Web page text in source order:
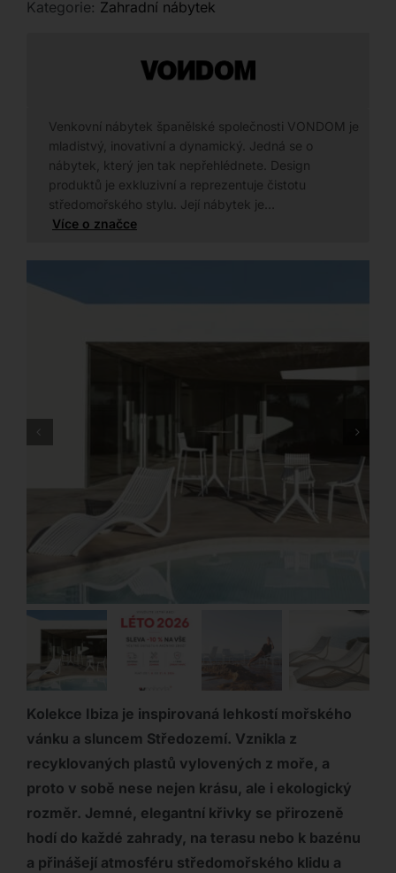
Kategorie: Zahradní nábytek
Venkovní nábytek španělské společnosti VONDOM je
mladistvý, inovativní a dynamický. Jedná se o
nábytek, který jen tak nepřehlédnete. Design
produktů je exkluzivní a reprezentuje čistotu
středomořského stylu. Její nábytek je…
Více o značce
Kolekce Ibiza je inspirovaná lehkostí mořského
vánku a sluncem Středozemí. Vznikla z
recyklovaných plastů vylovených z moře, a
proto v sobě nese nejen krásu, ale i ekologický
rozměr. Jemné, elegantní křivky se přirozeně
hodí do každé zahrady, na terasu nebo k bazénu
a přinášejí atmosféru středomořského klidu a